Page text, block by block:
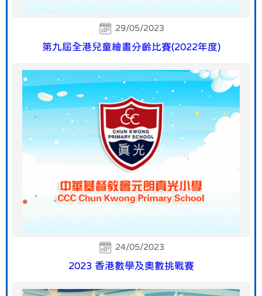
29/05/2023
第九屆全港兒童繪畫分齡比賽(2022年度)
24/05/2023
2023 香港數學及奧數挑戰賽